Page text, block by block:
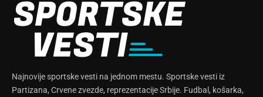
Najnovije sportske vesti na jednom mestu. Sportske vesti iz
Partizana, Crvene zvezde, reprezentacije Srbije. Fudbal, košarka,